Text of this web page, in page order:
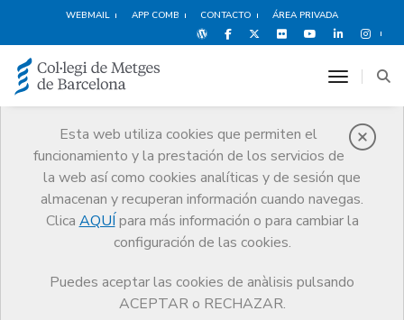
WEBMAIL APP COMB CONTACTO ÁREA PRIVADA
Esta web utiliza cookies que permiten el
funcionamiento y la prestación de los servicios de
la web así como cookies analíticas y de sesión que
almacenan y recuperan información cuando navegas.
Clica AQUÍ para más información o para cambiar la
configuración de las cookies.
Puedes aceptar las cookies de anàlisis pulsando
ACEPTAR o RECHAZAR.
toggle
Prejubilación /
Médico senior
Servicios
Orientación Profesional
Prejubilación / Médico senior
Presentación